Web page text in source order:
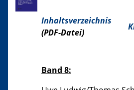
Inhaltsverzeichnis
(PDF-Datei)
Band 8: